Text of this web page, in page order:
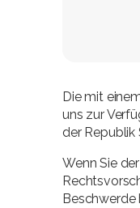
Die mit
uns zur
der
Wenn Sie
Beschwerde